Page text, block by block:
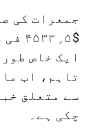
جمعرات کی
ایک خاص
تاہم، اب
سے متعلق
چکی ہے۔